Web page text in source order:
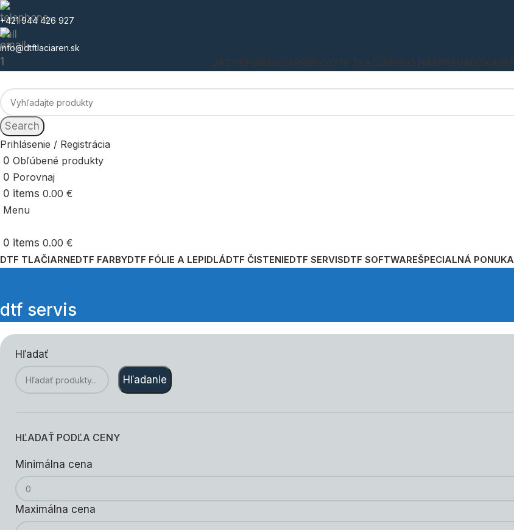
+421 944 426 927
info@dtftlaciaren.sk
Search
Prihlásenie / Registrácia
0 Obľúbené produkty
0 Porovnaj
0 items 0.00 €
Menu
0 items 0.00 €
DTF TLAČIARNEDTF FARBYDTF FÓLIE A LEPIDLÁDTF ČISTENIEDTF SERVISDTF SOFTWAREŠPECIALNÁ PONUKA
dtf servis
Hľadať
Hľadanie
HĽADAŤ PODĽA CENY
Minimálna cena
Maximálna cena